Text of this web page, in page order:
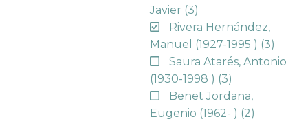
Javier (3)
Rivera Hernández,
Manuel (1927-1995 ) (3)
Saura Atarés, Antonio
(1930-1998 ) (3)
Benet Jordana,
Eugenio (1962- ) (2)